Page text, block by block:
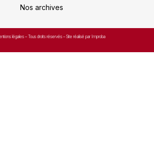
Nos archives
légales – Tous droits réservés – Site réalisé par Improba